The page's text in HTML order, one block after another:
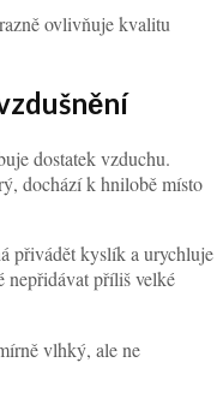
ovlivňuje kvalitu
dostatek vzduchu.
dochází k hnilobě místo
přivádět kyslík a urychluje
nepřidávat příliš velké
vlhký, ale ne